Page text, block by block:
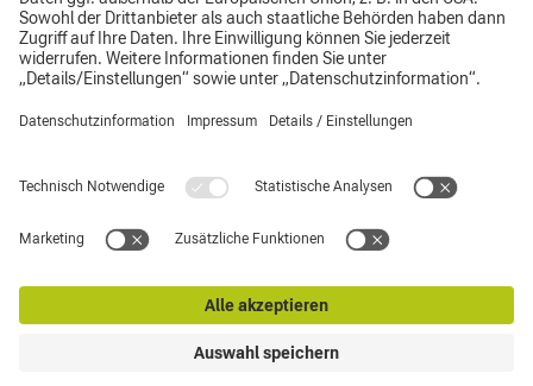
Hinweisgebersystem